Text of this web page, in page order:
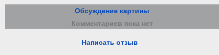
Обсуждение картины
Комментариев пока нет
Написать отзыв